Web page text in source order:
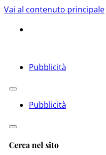
Vai al contenuto principale
Pubblicità
Pubblicità
Cerca nel sito